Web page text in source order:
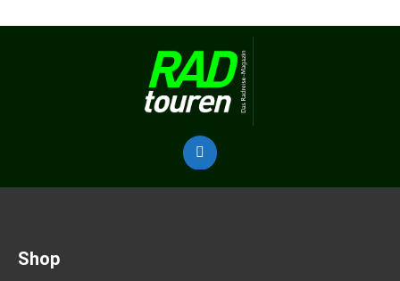
Shop